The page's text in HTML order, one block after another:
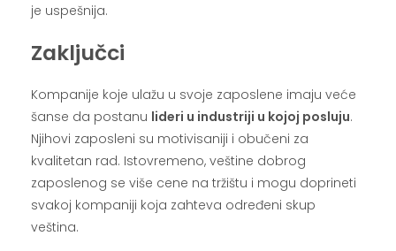
je uspešnija.
Zaključci
Kompanije koje ulažu u svoje zaposlene imaju veće
šanse da postanu lideri u industriji u kojoj posluju.
Njihovi zaposleni su motivisaniji i obučeni za
kvalitetan rad. Istovremeno, veštine dobrog
zaposlenog se više cene na tržištu i mogu doprineti
svakoj kompaniji koja zahteva određeni skup
veština.